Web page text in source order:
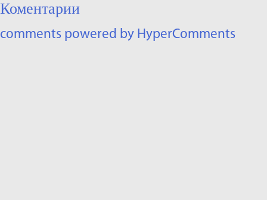
Коментарии
comments powered by HyperComments